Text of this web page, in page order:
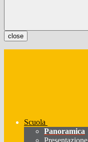
close
Scuola
Panoramica